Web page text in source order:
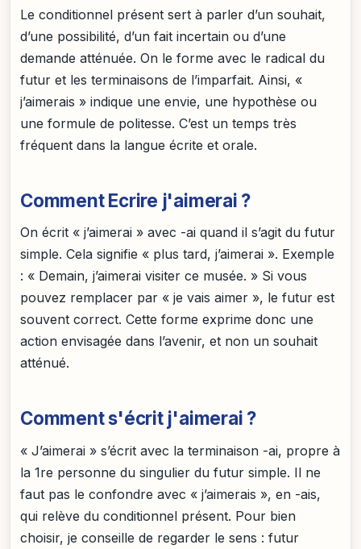
Le conditionnel présent sert à parler d’un souhait,
d’une possibilité, d’un fait incertain ou d’une
demande atténuée. On le forme avec le radical du
futur et les terminaisons de l’imparfait. Ainsi, «
j’aimerais » indique une envie, une hypothèse ou
une formule de politesse. C’est un temps très
fréquent dans la langue écrite et orale.
Comment Ecrire j'aimerai ?
On écrit « j’aimerai » avec -ai quand il s’agit du futur
simple. Cela signifie « plus tard, j’aimerai ». Exemple
: « Demain, j’aimerai visiter ce musée. » Si vous
pouvez remplacer par « je vais aimer », le futur est
souvent correct. Cette forme exprime donc une
action envisagée dans l’avenir, et non un souhait
atténué.
Comment s'écrit j'aimerai ?
« J’aimerai » s’écrit avec la terminaison -ai, propre à
la 1re personne du singulier du futur simple. Il ne
faut pas le confondre avec « j’aimerais », en -ais,
qui relève du conditionnel présent. Pour bien
choisir, je conseille de regarder le sens : futur